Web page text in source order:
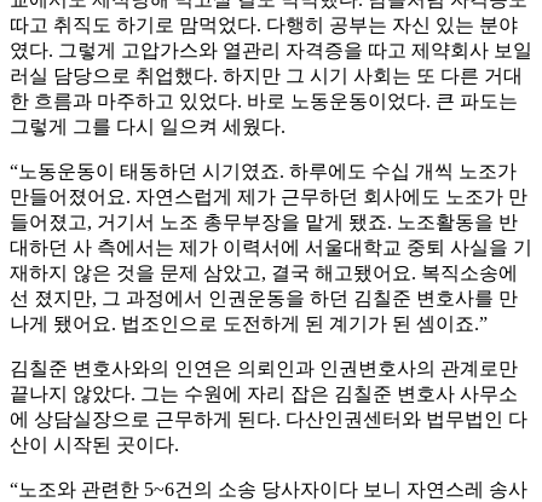
따고 취직도 하기로 맘먹었다. 다행히 공부는 자신 있는 분야
였다. 그렇게 고압가스와 열관리 자격증을 따고 제약회사 보일
러실 담당으로 취업했다. 하지만 그 시기 사회는 또 다른 거대
한 흐름과 마주하고 있었다. 바로 노동운동이었다. 큰 파도는
그렇게 그를 다시 일으켜 세웠다.
“노동운동이 태동하던 시기였죠. 하루에도 수십 개씩 노조가
만들어졌어요. 자연스럽게 제가 근무하던 회사에도 노조가 만
들어졌고, 거기서 노조 총무부장을 맡게 됐죠. 노조활동을 반
대하던 사 측에서는 제가 이력서에 서울대학교 중퇴 사실을 기
재하지 않은 것을 문제 삼았고, 결국 해고됐어요. 복직소송에
선 졌지만, 그 과정에서 인권운동을 하던 김칠준 변호사를 만
나게 됐어요. 법조인으로 도전하게 된 계기가 된 셈이죠.”
김칠준 변호사와의 인연은 의뢰인과 인권변호사의 관계로만
끝나지 않았다. 그는 수원에 자리 잡은 김칠준 변호사 사무소
에 상담실장으로 근무하게 된다. 다산인권센터와 법무법인 다
산이 시작된 곳이다.
“노조와 관련한 5~6건의 소송 당사자이다 보니 자연스레 송사